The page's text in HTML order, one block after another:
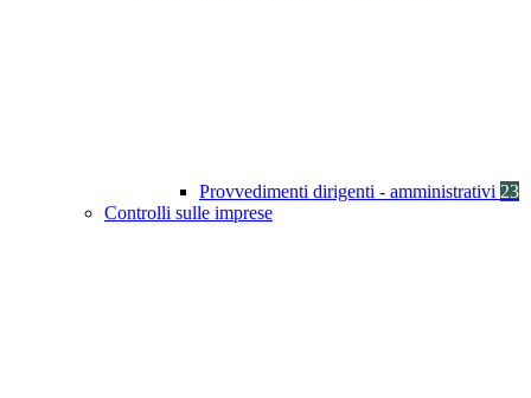
Provvedimenti dirigenti - amministrativi 23
Controlli sulle imprese